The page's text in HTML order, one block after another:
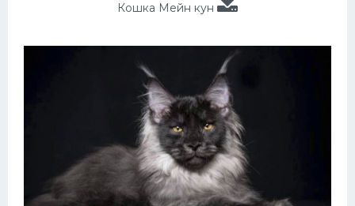
Кошка Мейн кун